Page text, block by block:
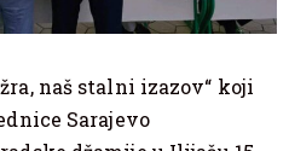
naš stalni izazov“ koji
Sarajevo